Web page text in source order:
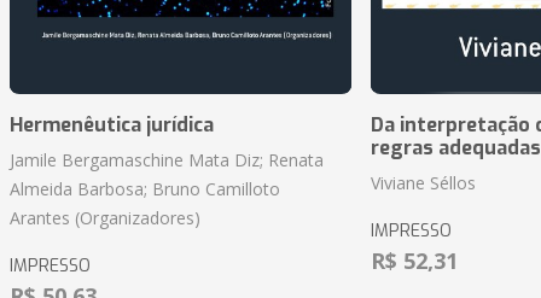
Hermenêutica jurídica
Jamile Bergamaschine Mata Diz; Renata
Almeida Barbosa; Bruno Camilloto
Arantes (Organizadores)
IMPRESSO
Da interpretação
regras
Viviane Séllos
IMPRESSO
R$ 52,31